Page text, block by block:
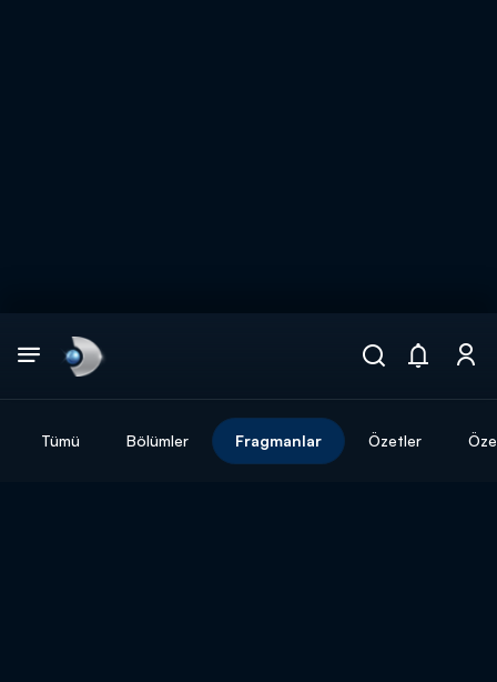
Tümü Bölümler Fragmanlar Özetler